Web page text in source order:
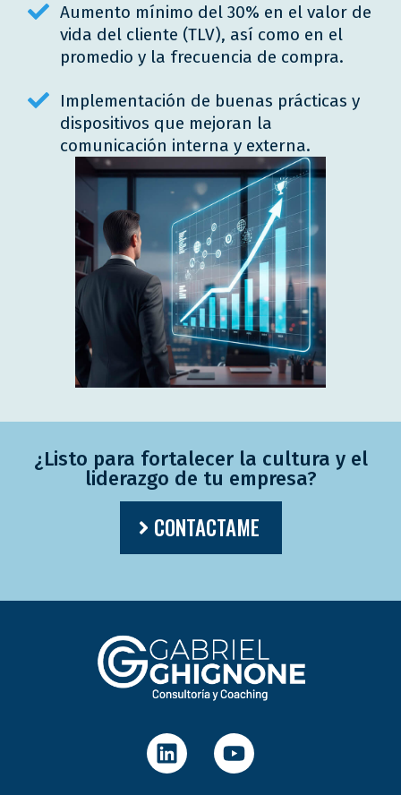
Aumento mínimo del 30% en el valor de
vida del cliente (TLV), así como en el
promedio y la frecuencia de compra.
Implementación de buenas prácticas y
dispositivos que mejoran la
comunicación interna y externa.
¿Listo para fortalecer la cultura y el
liderazgo de tu empresa?
CONTACTAME
L
i
Y
o